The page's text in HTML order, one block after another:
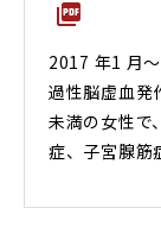
2017 年1 月
過性脳虚血発
未満の女性で
症、子宮腺筋